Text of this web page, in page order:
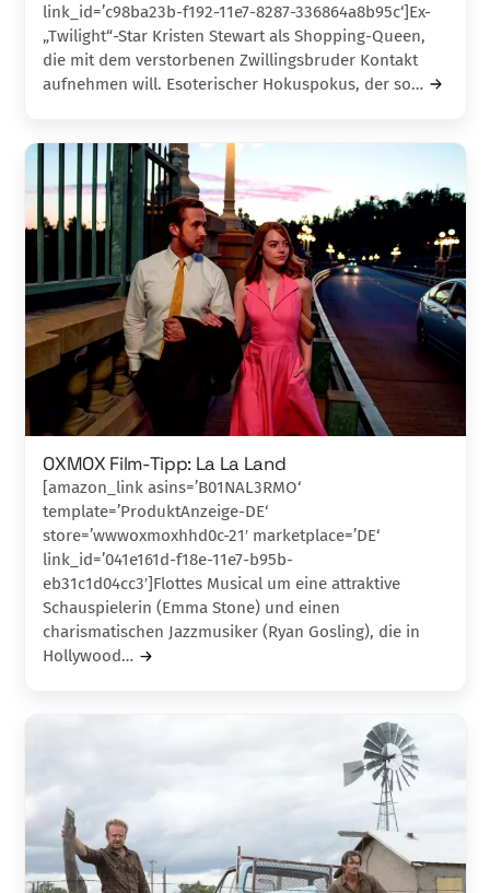
link_id=’c98ba23b-f192-11e7-8287-336864a8b95c‘]Ex-
„Twilight“-Star Kristen Stewart als Shopping-Queen,
die mit dem verstorbenen Zwillingsbruder Kontakt
aufnehmen will. Esoterischer Hokuspokus, der so…
OXMOX Film-Tipp: La La Land
[amazon_link asins=’B01NAL3RMO‘
template=’ProduktAnzeige-DE‘
store=’wwwoxmoxhhd0c-21′ marketplace=’DE‘
link_id=’041e161d-f18e-11e7-b95b-
eb31c1d04cc3′]Flottes Musical um eine attraktive
Schauspielerin (Emma Stone) und einen
charismatischen Jazzmu­siker (Ryan Gosling), die in
Hollywood…